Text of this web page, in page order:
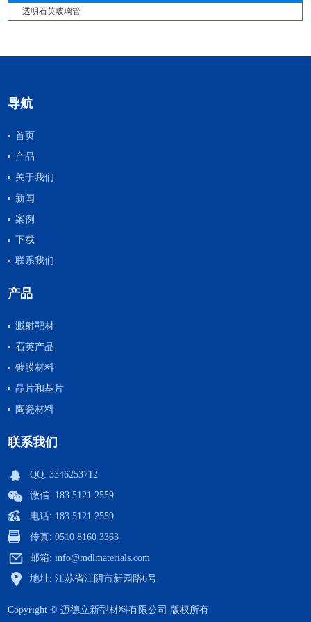
透明石英玻璃管
导航
首页
产品
关于我们
新闻
案例
下载
联系我们
产品
溅射靶材
石英产品
镀膜材料
晶片和基片
陶瓷材料
联系我们
QQ:3346253712
微信: 183 5121 2559
电话: 183 5121 2559
传真: 0510 8160 3363
邮箱:info@mdlmaterials.com
地址: 江苏省江阴市新园路6号
Copyright © 迈德立新型材料有限公司 版权所有